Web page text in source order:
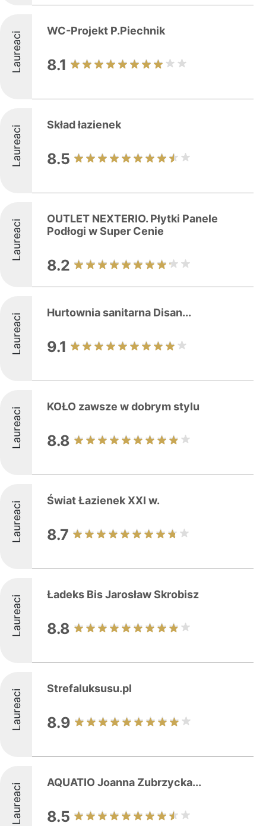
Laureaci WC-Projekt P.Piechnik
8.1
Laureaci Skład łazienek
8.5
Laureaci
OUTLET NEXTERIO. Płytki Panele
Podłogi w Super Cenie
8.2
Laureaci Hurtownia sanitarna Disan...
9.1
Laureaci KOŁO zawsze w dobrym stylu
8.8
Laureaci Świat Łazienek XXI w.
8.7
Laureaci Ładeks Bis Jarosław Skrobisz
8.8
Laureaci Strefaluksusu.pl
8.9
Laureaci AQUATIO Joanna Zubrzycka...
8.5